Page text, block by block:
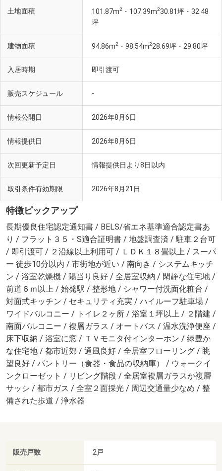
土地面積 101.87m2 ・107.39m230.81坪・32.48
坪
建物面積 94.86m2 ・98.54m228.69坪・29.80坪
入居時期 即引渡可
販売スケジュール -
情報公開日 2026年8月6日
情報提供日 2026年8月6日
次回更新予定日 情報提供日より8日以内
取引条件有効期限 2026年8月21日
特徴ピックアップ
長期優良住宅認定通知書 / BELS/省エネ基準適合認定書あ
り / フラット３５・S適合証明書 / 地盤調査済 / 駐車２台可
/ 即引渡可 / ２沿線以上利用可 / ＬＤＫ１８畳以上 / スーパ
ー 徒歩10分以内 / 市街地が近い / 南向き / システムキッチ
ン / 浴室乾燥機 / 陽当り良好 / 全居室収納 / 閑静な住宅地 /
前道６ｍ以上 / 始発駅 / 整形地 / シャワー付洗面化粧台 /
対面式キッチン / セキュリティ充実 / ハイルーフ駐車場 /
ワイドバルコニー / トイレ２ヶ所 / 浴室１坪以上 / ２階建 /
南面バルコニー / 複層ガラス / オートバス / 温水洗浄便座 /
床下収納 / 浴室に窓 / ＴＶモニタ付インターホン / 緑豊か
な住宅地 / 都市近郊 / 通風良好 / 全居室フローリング / 眺
望良好 / パントリー（食器・食品の収納庫） / ウォークイ
ンクローゼット / リビング階段 / 全居室複層ガラスか複層
サッシ / 都市ガス / 全室２面採光 / 周辺交通量少なめ / 整
備された歩道 / 浄水器
販売戸数 2戸